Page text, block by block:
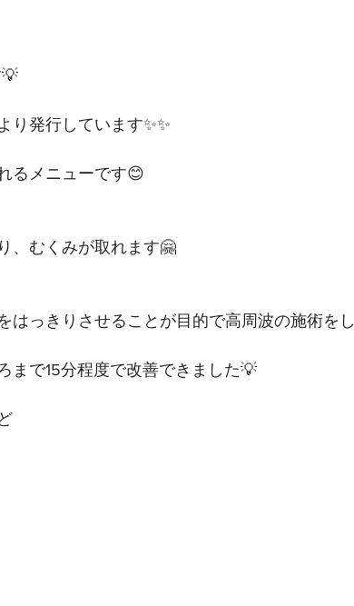
り発行しています✨✨﻿
るメニューです😊﻿
、むくみが取れます🤗﻿
はっきりさせることが目的で高周波の施術をし
まで15分程度で改善できました💡﻿